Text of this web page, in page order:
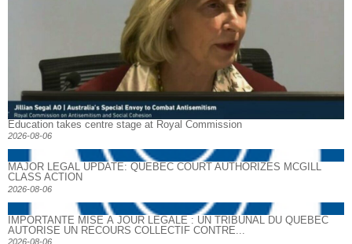
Education takes centre stage at Royal Commission
2026-08-06
MAJOR LEGAL UPDATE: QUEBEC COURT AUTHORIZES MCGILL
CLASS ACTION
2026-08-06
IMPORTANTE MISE À JOUR LÉGALE : UN TRIBUNAL DU QUÉBEC
AUTORISE UN RECOURS COLLECTIF CONTRE...
2026-08-06